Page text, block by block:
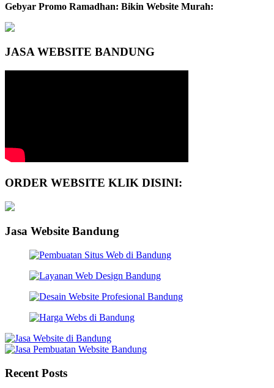
Gebyar Promo Ramadhan: Bikin Website Murah:
JASA WEBSITE BANDUNG
ORDER WEBSITE KLIK DISINI:
Jasa Website Bandung
Recent Posts